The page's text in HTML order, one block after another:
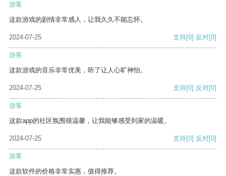
游客
这款游戏的剧情非常感人，让我久久不能忘怀。
2024-07-25 支持[0] 反对[0]
游客
这款游戏的音乐非常优美，听了让人心旷神怡。
2024-07-25 支持[0] 反对[0]
游客
这款app的社区氛围很温馨，让我能够感受到家的温暖。
2024-07-25 支持[0] 反对[0]
游客
这款软件的价格非常实惠，值得推荐。